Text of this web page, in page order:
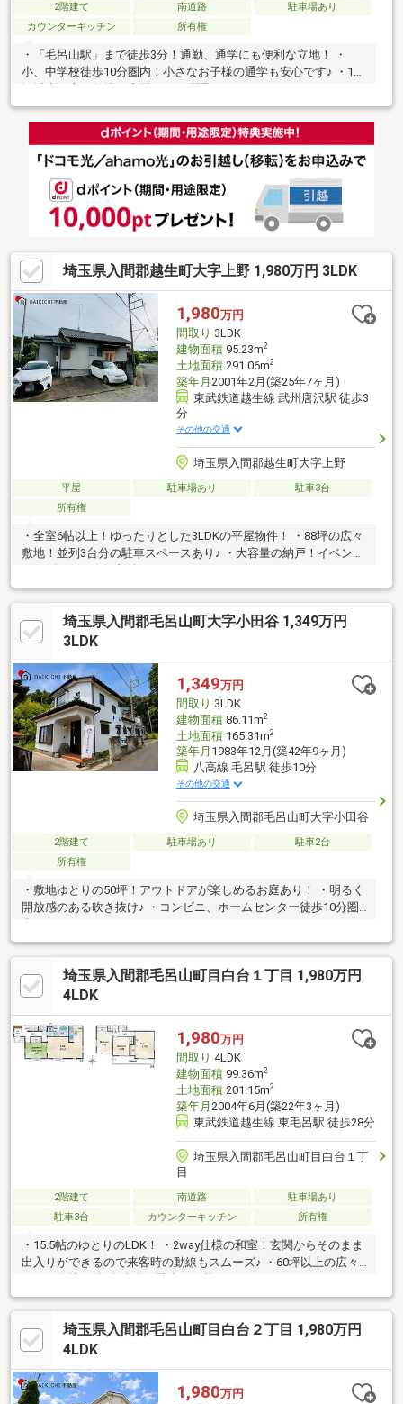
2階建て 南道路
駐車場あり
カウンターキッチン
所有権
・「毛呂山駅」まで徒歩3分！通勤、通学にも便利な立地！ ・
小、中学校徒歩10分圏内！小さなお子様の通学も安心です♪ ・100
埼玉県入間郡越生町大字上野 1,980万円 3LDK
1,980万円
間取り 3LDK
建物面積95.23m2
土地面積291.06m2
築年月 2001年2月(築25年7ヶ月)
東武鉄道越生線 武州唐沢駅 徒歩3
分
その他の交通
埼玉県入間郡越生町大字上野
平屋 駐車場あり
駐車3台
所有権
・全室6帖以上！ゆったりとした3LDKの平屋物件！ ・88坪の広々
敷地！並列3台分の駐車スペースあり♪ ・大容量の納戸！イベント
グッズもたくさん収納できます！
埼玉県入間郡毛呂山町大字小田谷 1,349万円
3LDK
1,349万円
間取り 3LDK
建物面積86.11m2
土地面積165.31m2
築年月 1983年12月(築42年9ヶ月)
八高線 毛呂駅 徒歩10分
その他の交通
埼玉県入間郡毛呂山町大字小田谷
2階建て 駐車場あり
駐車2台
所有権
・敷地ゆとりの50坪！アウトドアが楽しめるお庭あり！ ・明るく
開放感のある吹き抜け♪ ・コンビニ、ホームセンター徒歩10分圏
埼玉県入間郡毛呂山町目白台１丁目 1,980万円
4LDK
1,980万円
間取り 4LDK
建物面積99.36m2
土地面積201.15m2
築年月 2004年6月(築22年3ヶ月)
東武鉄道越生線 東毛呂駅 徒歩28分
埼玉県入間郡毛呂山町目白台１丁
目
2階建て 南道路
駐車場あり
駐車3台
カウンターキッチン 所有権
・15.5帖のゆとりのLDK！ ・2way仕様の和室！玄関からそのまま
出入りができるので来客時の動線もスムーズ♪ ・60坪以上の広々
とした敷地！並列3台分の駐車が可能です♪
埼玉県入間郡毛呂山町目白台２丁目 1,980万円
4LDK
1,980万円